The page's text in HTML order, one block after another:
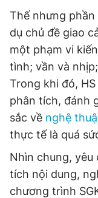
Thế nhưng
dụ chủ đề giao
một phạm vi
tình; vần và
Trong khi đó,
phân tích, đánh
sắc về nghệ
thực tế là quá
Nhìn chung, yêu
tích nội dung,
chương trình